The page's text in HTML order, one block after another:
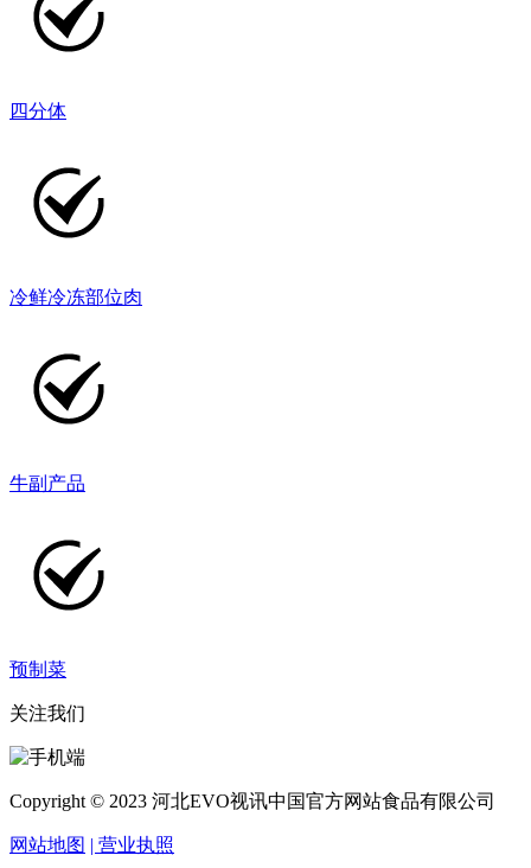
四分体
冷鲜冷冻部位肉
牛副产品
预制菜
关注我们
Copyright © 2023 河北EVO视讯中国官方网站食品有限公司
网站地图 | 营业执照